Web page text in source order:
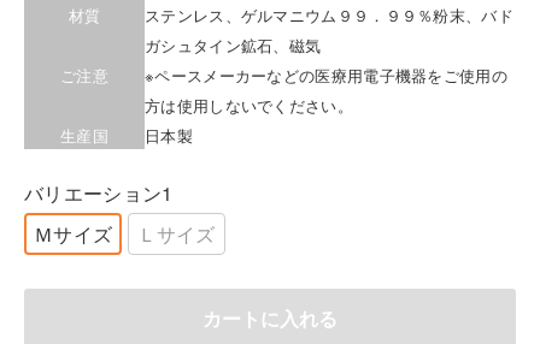
材質
ステンレス、ゲルマニウム９９．９９％粉末、バド
ガシュタイン鉱石、磁気
ご注意
※ペースメーカーなどの医療用電子機器をご使用の
方は使用しないでください。
生産国
日本製
バリエーション1
Ｍサイズ
Ｌサイズ